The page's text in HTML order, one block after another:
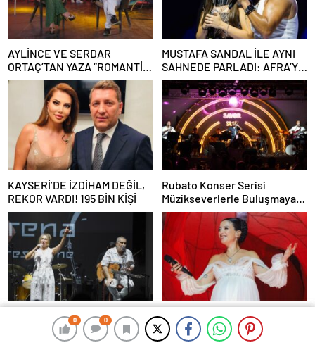
0 0
0 0
AYLİNCE VE SERDAR
ORTAÇ’TAN YAZA “ROMANTİK
AŞK” BOMBASI!
MUSTAFA SANDAL İLE AYNI
SAHNEDE PARLADI: AFRA’YA
HARBİYE’DE BÜYÜK ALKIŞ
KAYSERİ’DE İZDİHAM DEĞİL,
REKOR VARDI! 195 BİN KİŞİ
Rubato Konser Serisi
Müzikseverlerle Buluşmaya
Devam Ediyor
Başka Resort’ta Unutulmaz
MELİKE ŞAHİN HARBİYE’DE
BİNLERCE MÜZİKSEVERE
UNUTULMAZ BİR GECE